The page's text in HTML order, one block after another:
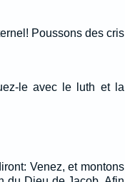
Poussons des cris
le avec le luth et la
Venez, et montons